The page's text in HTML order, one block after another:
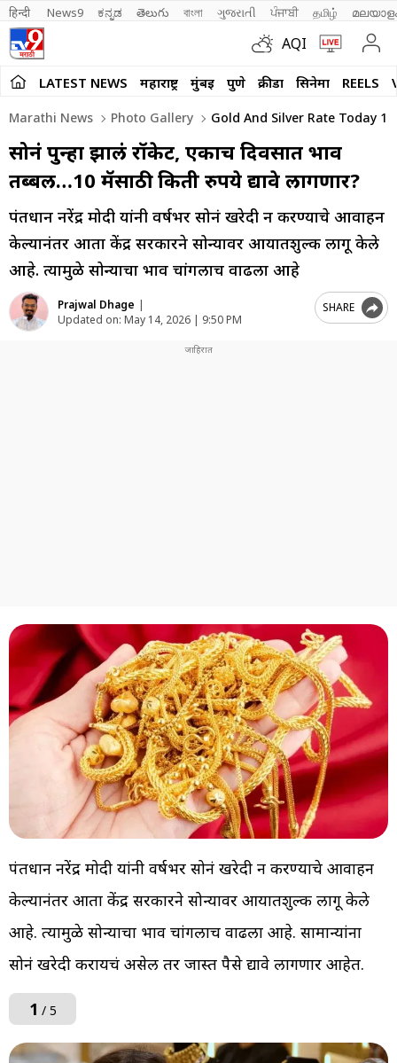
हिन्दी News9 ಕನ್ನಡ తెలుగు বাংলা ગુજરાતી ਪੰਜਾਬੀ தமிழ்
AQI
LATEST NEWS महाराष्ट्र मुंबई पुणे क्रीडा सिनेमा REELS
Marathi News Photo Gallery Gold And Silver Rate Today
सोनं पुन्हा झालं रॉकेट, एकाच दिवसात भाव
तब्बल…10 ग्रॅमसाठी किती रुपये द्यावे लागणार?
पंतप्रधान नरेंद्र मोदी यांनी वर्षभर सोनं खरेदी न करण्याचे आवाहन
केल्यानंतर आता केंद्र सरकारने सोन्यावर आयातशुल्क लागू केले
आहे. त्यामुळे सोन्याचा भाव चांगलाच वाढला आहे
Prajwal Dhage |
Updated on: May 14, 2026 | 9:50 PM
SHARE
पंतप्रधान नरेंद्र मोदी यांनी वर्षभर सोनं खरेदी न करण्याचे आवाहन
केल्यानंतर आता केंद्र सरकारने सोन्यावर आयातशुल्क लागू केले
आहे. त्यामुळे सोन्याचा भाव चांगलाच वाढला आहे. सामान्यांना
सोनं खरेदी करायचं असेल तर जास्त पैसे द्यावे लागणार आहेत.
1 / 5